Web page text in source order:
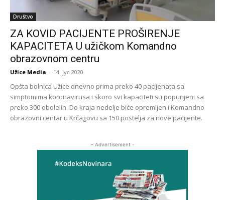
Društvo
ZA KOVID PACIJENTE PROŠIRENJE
KAPACITETA U užičkom Komandno
obrazovnom centru
Užice Media - 14. јул 2020.
Opšta bolnica Užice dnevno prima preko 40 pacijenata sa
simptomima koronavirusa i skoro svi kapaciteti su popunjeni sa
preko 300 obolelih. Do kraja nedelje biće opremljen i Komandno
obrazovni centar u Krčagovu sa 150 postelja za nove pacijente.
- Advertisement -